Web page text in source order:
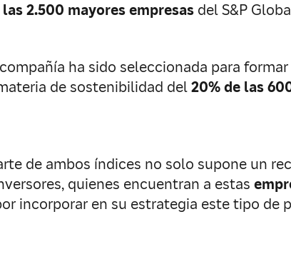
las 2.500 mayores empresas del S&P
ha sido seleccionada para
de sostenibilidad del20% de las
de ambos índices no solo supone un
quienes encuentran a estas
incorporar en su estrategia este tipo